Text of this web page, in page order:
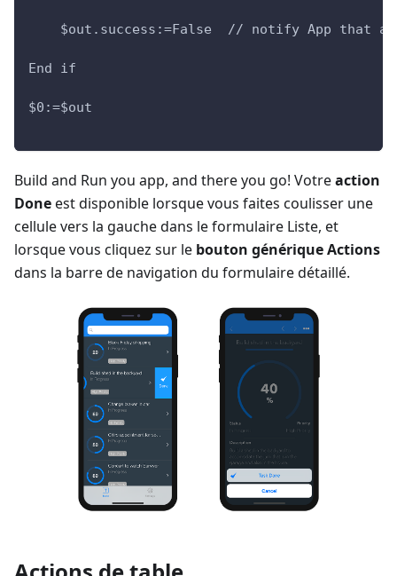
$out.success:=False  // notify App that
End if
$0:=$out
Build and Run you app, and there you go! Votreaction
Doneest disponible lorsque vous faites coulisser une
cellule vers la gauche dans le formulaire Liste, et
lorsque vous cliquez sur le bouton générique Actions
dans la barre de navigation du formulaire détaillé.